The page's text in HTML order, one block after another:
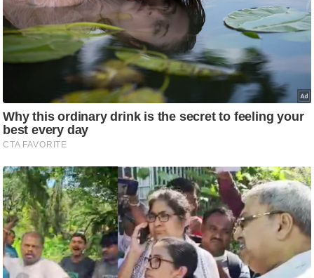
प्र
भु
म
हि
/
ध
र्म
ल
व्र
त
त्यो
हा
र